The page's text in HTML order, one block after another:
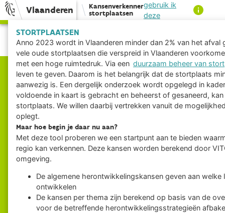
Vlaanderen
Kansenverkenner
stortplaatsen
gebruik ik
deze
STORTPLAATSEN
Algemene
herontwikkelingskansen
Wonen
Industrie
Handel
diensten
Landbouw
Recreatie
Hoogste
potentieel
Kansen
ACTIEVE LAGEN
Hoogste potentieel
Stortplaatsen
STORTPLAATSEN
Anno 2023 wordt in Vlaanderen minder dan 2% van het
vele oude stortplaatsen die verspreid in Vlaanderen
met een hoge ruimtedruk. Via een duurzaam beheer van
leven te geven. Daarom is het belangrijk dat de stortplaats
aanwezig is. Een dergelijk onderzoek wordt opgelegd in
voldoende in kaart is gebracht en beheerst of gesaneerd,
stortplaats. We willen daarbij vertrekken vanuit de
oplegt.
Maar hoe begin je daar nu aan?
Met deze tool proberen we een startpunt aan te bieden
regio kan verkennen. Deze kansen worden berekend door
omgeving.
De algemene herontwikkelingskansen geven aan
ontwikkelen
De kansen per thema zijn berekend op basis van de
voor de betreffende herontwikkelingsstrategieën